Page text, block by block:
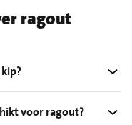
ragout
voor ragout?